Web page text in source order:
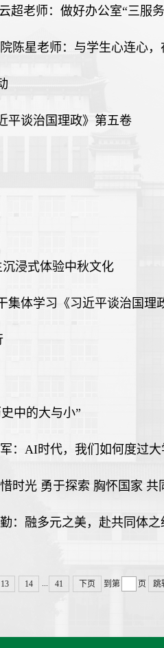
超老师：做好办公室“三服
陈星老师：与学生心连心，
平谈治国理政》第五卷
浸式体验中秋文化
集体学习《习近平谈治国理
中的大与小”
：AI时代，我们如何度过
时光 勇于探索 胸怀国家 共
：融多元之美，赴共同体之
13 14 41 下页 到第 页 跳